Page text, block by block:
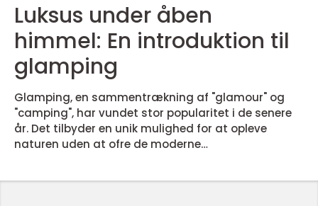
Luksus under åben
himmel: En introduktion til
glamping
Glamping, en sammentrækning af "glamour" og
"camping", har vundet stor popularitet i de senere
år. Det tilbyder en unik mulighed for at opleve
naturen uden at ofre de moderne